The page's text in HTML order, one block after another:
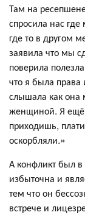
Там на
спросила нас
где то в другом
заявила что мы
поверила
что я была
слышала как она
женщиной. Я ещё
приходишь,
оскорбляли.»
А конфликт был
избыточна и
тем что он
встрече и